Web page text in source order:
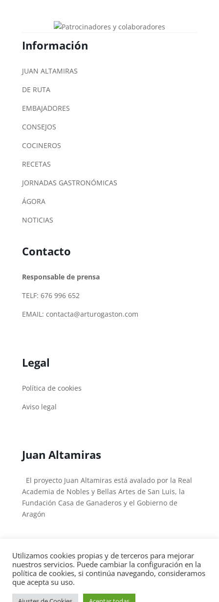
Información
JUAN ALTAMIRAS
DE RUTA
EMBAJADORES
CONSEJOS
COCINEROS
RECETAS
JORNADAS GASTRONÓMICAS
ÁGORA
NOTICIAS
Contacto
Responsable de prensa
TELF: 676 996 652
EMAIL: contacta@arturogaston.com
Legal
Política de cookies
Aviso legal
Juan Altamiras
El proyecto Juan Altamiras está avalado por la Real
Academia de Nobles y Bellas Artes de San Luis, la
Fundación Casa de Ganaderos y el Gobierno de
Aragón
Copyright © 2026Fray Juan Altamiras| Desarrollado
Utilizamos cookies propias y de terceros para mejorar
nuestros servicios. Puede cambiar la configuración en la
política de cookies, si continúa navegando, consideramos
que acepta su uso.